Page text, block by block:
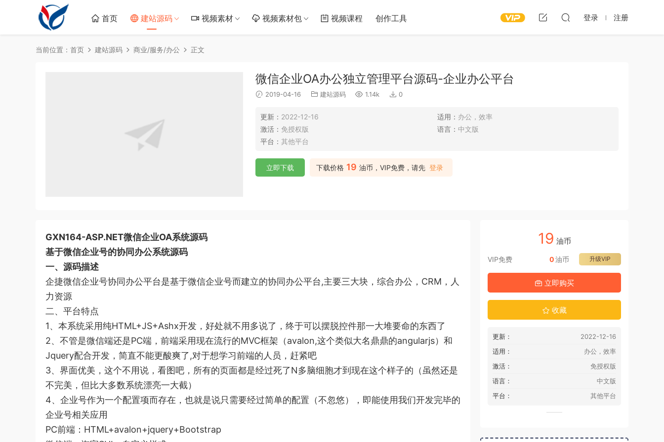
首页 建站源码 视频素材 视频素材包 视频课程 创作工具 登录 注册
当前位置： 首页 建站源码 商业/服务/办公 正文
微信企业OA办公独立管理平台源码-企业办公平台
2019-04-16 建站源码 1.14k 0
更新： 2022-12-16 适用： 办公，效率
激活： 免授权版 语言： 中文版
平台： 其他平台
下载价格 19 油币，VIP免费，请先 登录
立即下载
GXN164-ASP.NET微信企业OA系统源码
基于微信企业号的协同办公系统源码
一、源码描述
企捷微信企业号协同办公平台是基于微信企业号而建立的协同办公平台,主要三大块，综合办公，CRM，人
力资源
二、平台特点
1、本系统采用纯HTML+JS+Ashx开发，好处就不用多说了，终于可以摆脱控件那一大堆要命的东西了
2、不管是微信端还是PC端，前端采用现在流行的MVC框架（avalon,这个类似大名鼎鼎的angularjs）和
Jquery配合开发，简直不能更酸爽了,对于想学习前端的人员，赶紧吧
3、界面优美，这个不用说，看图吧，所有的页面都是经过死了N多脑细胞才到现在这个样子的（虽然还是
不完美，但比大多数系统漂亮一大截）
4、企业号作为一个配置项而存在，也就是说只需要经过简单的配置（不忽悠），即能使用我们开发完毕的
企业号相关应用
PC前端：HTML+avalon+jquery+Bootstrap
19 油币
VIP免费 升级VIP
0油币
立即购买
收藏
更新：
2022-12-16
适用：
办公，效率
激活：
免授权版
语言：
中文版
平台：
其他平台